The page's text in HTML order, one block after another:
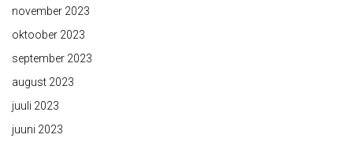
november 2023
oktoober 2023
september 2023
august 2023
juuli 2023
juuni 2023